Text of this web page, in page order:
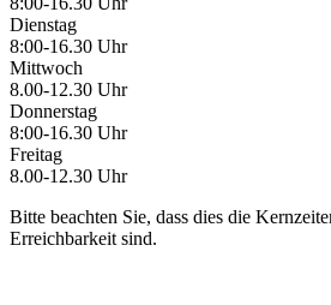
Dienstag
8:00-16.30 Uhr
Mittwoch
8.00-12.30 Uhr
Donnerstag
8:00-16.30 Uhr
Freitag
8.00-12.30 Uhr
Bitte beachten Sie, dass dies die
Erreichbarkeit sind.